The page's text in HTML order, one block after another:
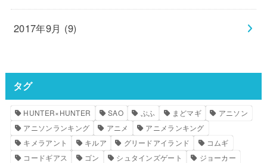
2017年9月 (9)
タグ
HUNTER×HUNTER SAO ぷふ まどマギ
アニソン
アニソンランキング
アニメ
アニメランキング
キメラアント
キルア グリードアイランド
コムギ
コードギアス
ゴン シュタインズゲート
ジョーカー